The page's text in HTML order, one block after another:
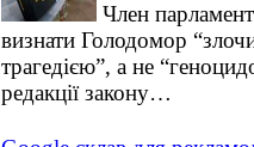
Член
визнати Голодомор
трагедією”, а не
редакції закону…